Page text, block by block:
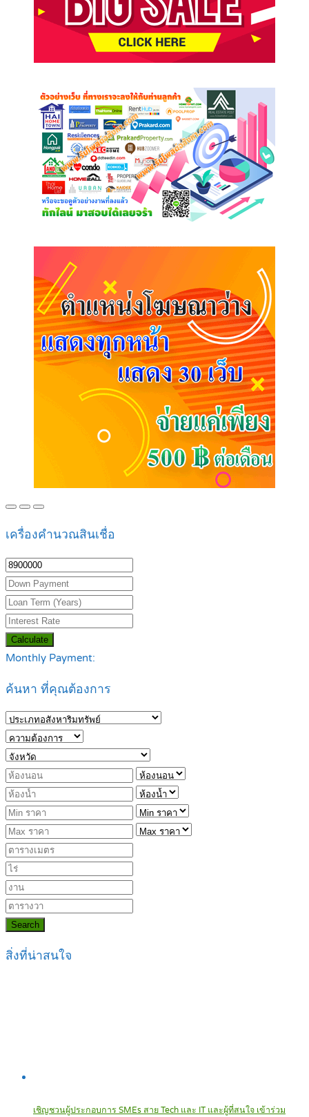
เครื่องคำนวณสินเชื่อ
Calculate
Monthly Payment:
ค้นหา ที่คุณต้องการ
Search
สิ่งที่น่าสนใจ
เชิญชวนผู้ประกอบการ SMEs สาย Tech และ IT และผู้ที่สนใจ เข้าร่วม